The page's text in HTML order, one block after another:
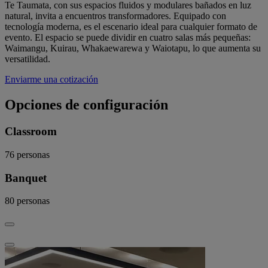
Te Taumata, con sus espacios fluidos y modulares bañados en luz
natural, invita a encuentros transformadores. Equipado con
tecnología moderna, es el escenario ideal para cualquier formato de
evento. El espacio se puede dividir en cuatro salas más pequeñas:
Waimangu, Kuirau, Whakaewarewa y Waiotapu, lo que aumenta su
versatilidad.
Enviarme una cotización
Opciones de configuración
Classroom
76 personas
Banquet
80 personas